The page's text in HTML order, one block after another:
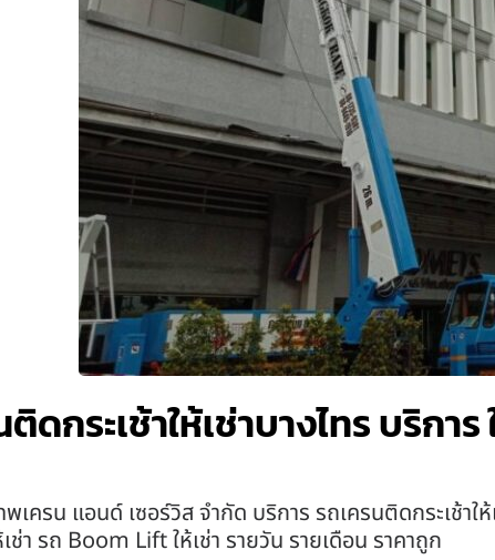
ดกระเช้าให้เช่าบางไทร บริกา
เครน แอนด์ เซอร์วิส จำกัด บริการ รถเครนติดกระเช้าให้เ
ช่า รถ Boom Lift ให้เช่า รายวัน รายเดือน ราคาถูก